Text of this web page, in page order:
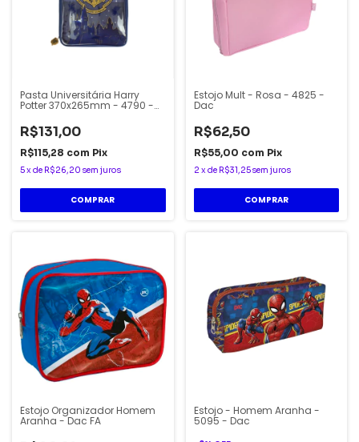
Pasta Universitária Harry
Potter 370x265mm - 4790 -
R$131,00
R$115,28 com Pix
5xde R$26,20 sem juros
Estojo Mult - Rosa - 4825 -
Dac
R$62,50
R$55,00 com Pix
2 xde R$31,25sem juros
Estojo Organizador Homem
Aranha - Dac FA
Estojo - Homem Aranha -
5095 - Dac